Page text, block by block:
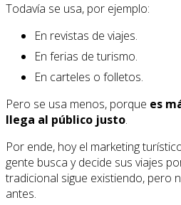
Todavía se usa, por ejemplo:
En revistas de viajes.
En ferias de turismo.
En carteles o folletos.
Pero se usa menos, porque es
llega al público justo.
Por ende, hoy el marketing
gente busca y decide sus viajes
tradicional sigue existiendo, pero
antes.